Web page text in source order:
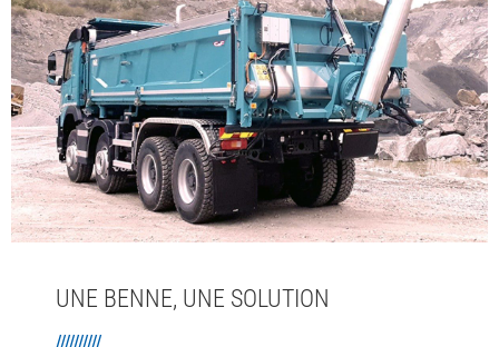
UNE BENNE, UNE SOLUTION
//////////